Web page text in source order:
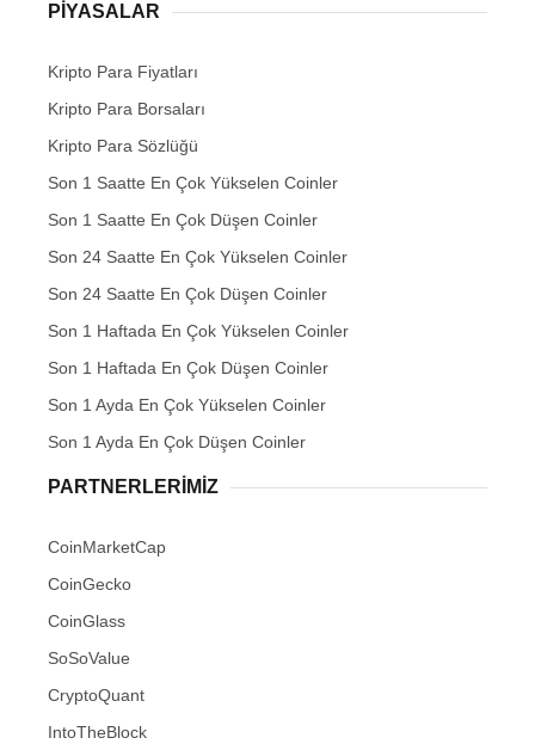
PIYASALAR
Kripto Para Fiyatları
Kripto Para Borsaları
Kripto Para Sözlüğü
Son 1 Saatte En Çok Yükselen Coinler
Son 1 Saatte En Çok Düşen Coinler
Son 24 Saatte En Çok Yükselen Coinler
Son 24 Saatte En Çok Düşen Coinler
Son 1 Haftada En Çok Yükselen Coinler
Son 1 Haftada En Çok Düşen Coinler
Son 1 Ayda En Çok Yükselen Coinler
Son 1 Ayda En Çok Düşen Coinler
PARTNERLERIMIZ
CoinMarketCap
CoinGecko
CoinGlass
SoSoValue
CryptoQuant
IntoTheBlock